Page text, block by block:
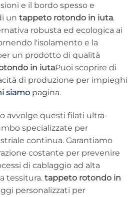
e il bordo spesso e
un tappeto rotondo in iuta.
robusta ed ecologica ai
l'isolamento e la
un prodotto di qualità
in iutaPuoi scoprire di
di produzione per impieghi
siamo pagina.
avvolge questi filati ultra-
specializzate per
continua. Garantiamo
costante per prevenire
di cablaggio ad alta
tessitura. tappeto rotondo in
personalizzati per